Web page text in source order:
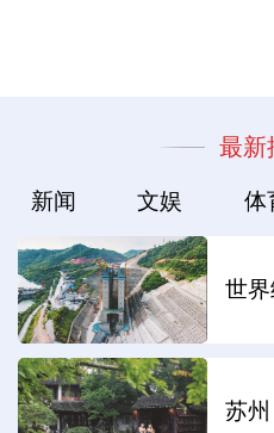
最新
新闻 文娱 体
世界
苏州